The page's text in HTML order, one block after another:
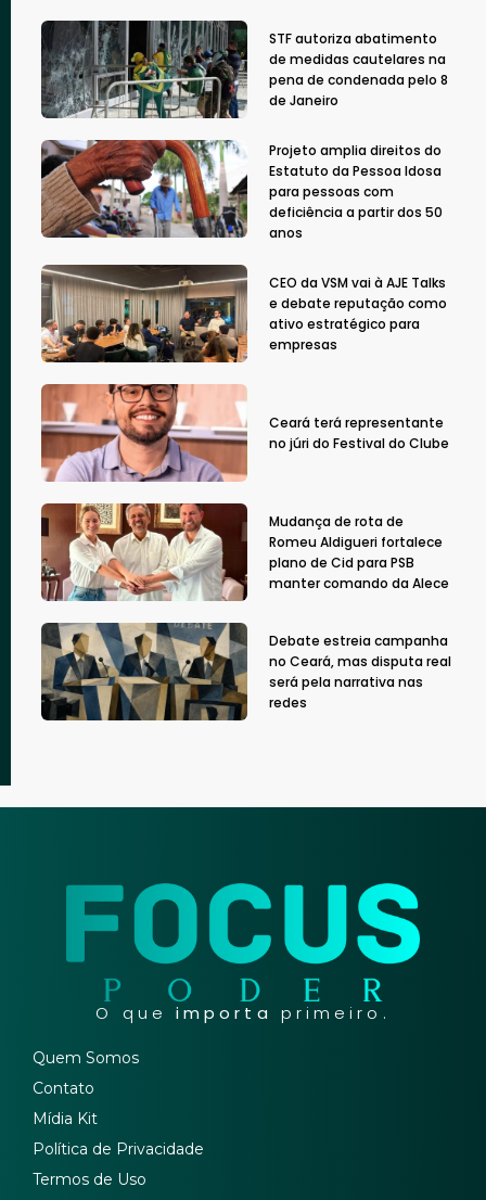
STF autoriza abatimento
de medidas cautelares na
pena de condenada pelo 8
de Janeiro
Projeto amplia direitos do
Estatuto da Pessoa Idosa
para pessoas com
deficiência a partir dos 50
anos
CEO da VSM vai à AJE Talks
e debate reputação como
ativo estratégico para
empresas
Ceará terá representante
no júri do Festival do Clube
Mudança de rota de
Romeu Aldigueri fortalece
plano de Cid para PSB
manter comando da Alece
Debate estreia campanha
no Ceará, mas disputa real
será pela narrativa nas
redes
O que importa primeiro.
Quem Somos
Contato
Mídia Kit
Política de Privacidade
Termos de Uso